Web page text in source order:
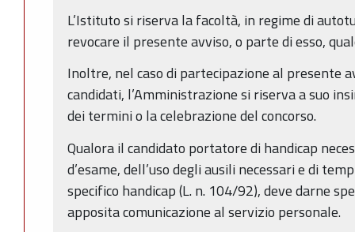
L’Istituto si riserva la facoltà, in regime di
revocare il presente avviso, o parte di esso,
Inoltre, nel caso di partecipazione al presente
candidati, l’Amministrazione si riserva a suo
dei termini o la celebrazione del concorso.
Qualora il candidato portatore di handicap
d’esame, dell’uso degli ausili necessari e di
specifico handicap (L. n. 104/92), deve darne
apposita comunicazione al servizio personale.